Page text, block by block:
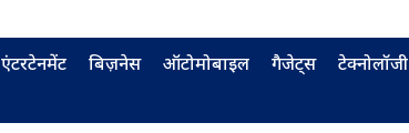
एंटरटेनमेंट बिज़नेस ऑटोमोबाइल गैजेट्स टेक्नोलॉजी